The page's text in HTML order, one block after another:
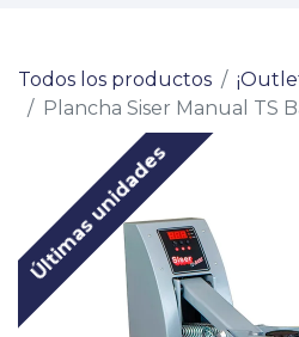
Todos los productos
Plancha Siser Manual TS
Últimas unidades